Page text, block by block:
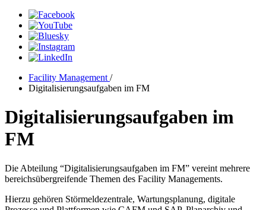
Facility Management /
Digitalisierungsaufgaben im FM
Digitalisierungsaufgaben im
FM
Die Abteilung “Digitalisierungsaufgaben im FM” vereint mehrere
bereichsübergreifende Themen des Facility Managements.
Hierzu gehören Störmeldezentrale, Wartungsplanung, digitale